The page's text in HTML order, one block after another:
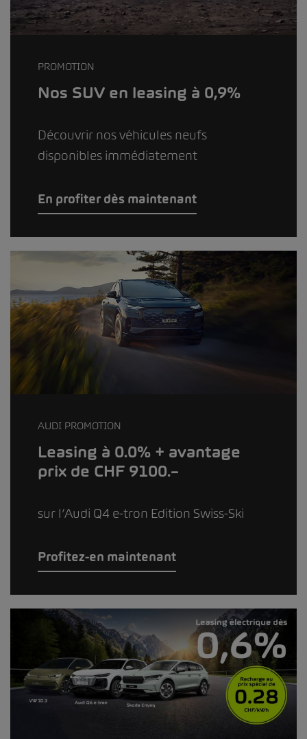
PROMOTION
Nos SUV en leasing à 0,9%
Découvrir nos véhicules neufs
disponibles immédiatement
En profiter dès maintenant
AUDI PROMOTION
Leasing à 0.0% + avantage
prix de CHF 9100.–
sur l’Audi Q4 e-tron Edition Swiss-Ski
Profitez-en maintenant